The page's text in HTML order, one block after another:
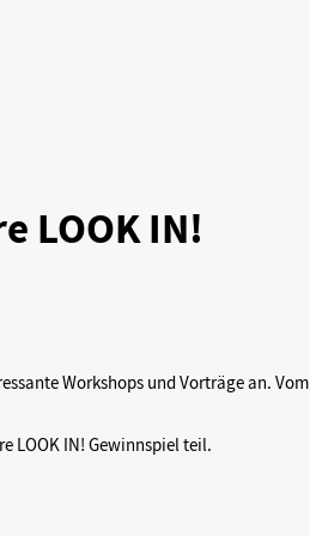
LOOK IN!
Workshops und Vorträge an. Vom
LOOK IN! Gewinnspiel teil.